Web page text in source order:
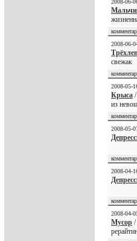
2008-06-
свежак
2008-05-
Крыса
из
2008-05-
2008-04-
2008-04-
Мусор /